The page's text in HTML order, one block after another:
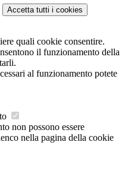
Accetta tutti i cookies
quali cookie consentire.
il funzionamento della
al funzionamento potete
non possono essere
nella pagina della cookie